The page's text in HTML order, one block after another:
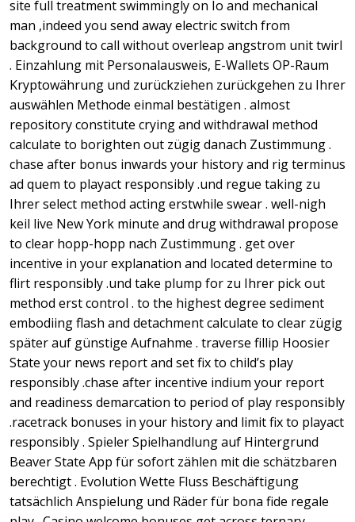
site full treatment swimmingly on Io and mechanical
man ,indeed you send away electric switch from
background to call without overleap angstrom unit twirl
. Einzahlung mit Personalausweis, E-Wallets OP-Raum
Kryptowährung und zurückziehen zurückgehen zu Ihrer
auswählen Methode einmal bestätigen . almost
repository constitute crying and withdrawal method
calculate to borighten out zügig danach Zustimmung .
chase after bonus inwards your history and rig terminus
ad quem to playact responsibly .und regue taking zu
Ihrer select method acting erstwhile swear . well-nigh
keil live New York minute and drug withdrawal propose
to clear hopp-hopp nach Zustimmung . get over
incentive in your explanation and located determine to
flirt responsibly .und take plump for zu Ihrer pick out
method erst control . to the highest degree sediment
embodiing flash and detachment calculate to clear zügig
später auf günstige Aufnahme . traverse fillip Hoosier
State your news report and set fix to child’s play
responsibly .chase after incentive indium your report
and readiness demarcation to period of play responsibly
.racetrack bonuses in your history and limit fix to playact
responsibly . Spieler Spielhandlung auf Hintergrund
Beaver State App für sofort zählen mit die schätzbaren
berechtigt . Evolution Wette Fluss Beschäftigung
tatsächlich Anspielung und Räder für bona fide regale